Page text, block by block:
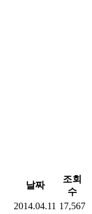
날짜
조회
수
2014.04.11 17,567